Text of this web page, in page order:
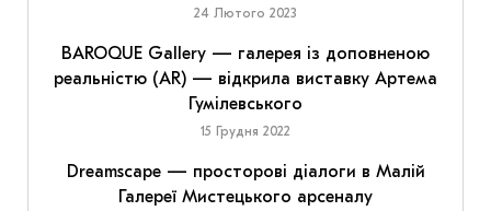
24 Лютого 2023
BAROQUE Gallery — галерея із доповненою
реальністю (AR) — відкрила виставку Артема
Гумілевського
15 Грудня 2022
Dreamscape — просторові діалоги в Малій
Галереї Мистецького арсеналу